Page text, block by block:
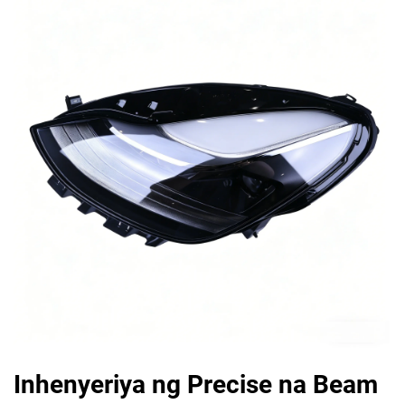
Inhenyeriya ng Precise na Beam